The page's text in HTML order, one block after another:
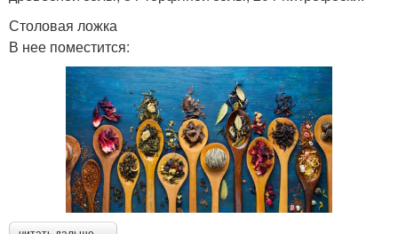
Столовая ложка
В нее поместится: